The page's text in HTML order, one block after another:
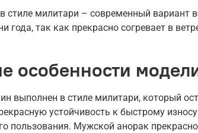
стиле милитари – современный вариант
года, так как прекрасно согревает в
особенности
выполнен в стиле милитари, который
устойчивость к быстрому
пользования. Мужской анорак